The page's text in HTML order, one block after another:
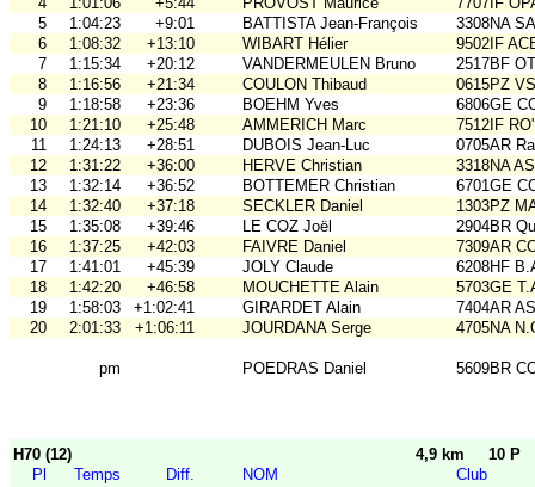
5
1:04:23 +9:01 BATTISTA Jean-François
3308NA
6
1:08:32 +13:10 WIBART Hélier
9502IF
7
1:15:34 +20:12 VANDERMEULEN Bruno
2517BF
8
1:16:56 +21:34 COULON Thibaud
0615PZ
9
1:18:58 +23:36 BOEHM Yves
6806GE
10
1:21:10 +25:48 AMMERICH Marc
7512IF
11
1:24:13 +28:51 DUBOIS Jean-Luc
0705AR
12
1:31:22 +36:00 HERVE Christian
3318NA
13
1:32:14 +36:52 BOTTEMER Christian
6701GE
14
1:32:40 +37:18 SECKLER Daniel
1303PZ
15
1:35:08 +39:46 LE COZ Joël
2904BR
16
1:37:25 +42:03 FAIVRE Daniel
7309AR
17
1:41:01 +45:39 JOLY Claude
6208HF
18
1:42:20 +46:58 MOUCHETTE Alain
5703GE
19
1:58:03 +1:02:41 GIRARDET Alain
7404AR
20
2:01:33 +1:06:11 JOURDANA Serge 4705NA
pm POEDRAS Daniel 5609BR
H70 (12) 4,9 km
10 P
Pl
Temps Diff. NOM
Club